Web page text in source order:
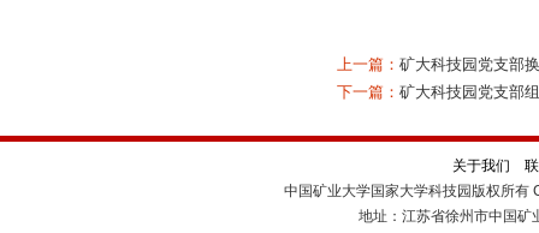
上一篇： 矿大科技园党支部
下一篇： 矿大科技园党支部
关于我们
中国矿业大学国家大学科技园版权所有
地址：江苏省徐州市中国矿